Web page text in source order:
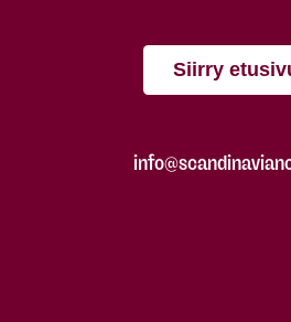
Siirry